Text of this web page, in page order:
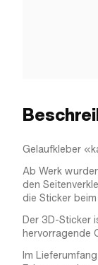
Gelaufkleber
Ab Werk
den
die Sticker
Der 3D-Sticker
hervorragende
Im